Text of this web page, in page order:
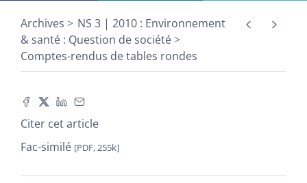
Archives
NS 3 | 2010 : Environnement
& santé : Question de société
Comptes-rendus de tables rondes
Citer cet article
Fac-similé [PDF, 255k]